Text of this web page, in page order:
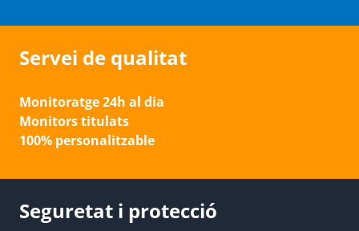
Servei de qualitat
Monitoratge 24h al dia
Monitors titulats
100% personalitzable
Seguretat i protecció